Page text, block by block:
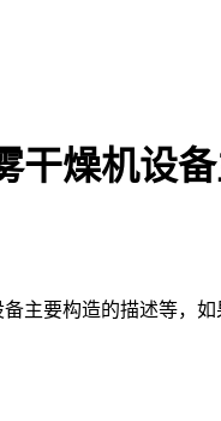
燥机设备
备主要构造的描述等，